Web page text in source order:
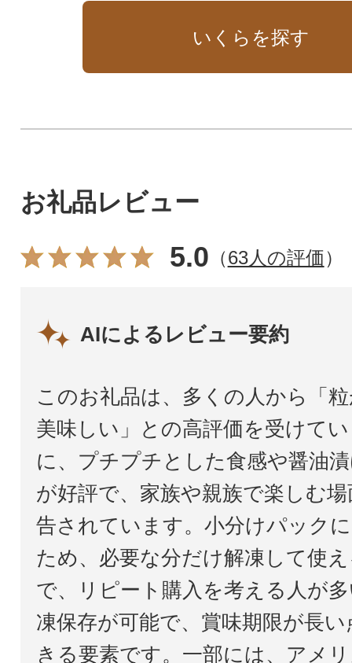
いくらを探す
お礼品レビュー
5.0 （63人の評価）
AIによるレビュー要約
このお礼品は、多くの人から「
美味しい」との高評価を受けて
に、プチプチとした食感や醤油
が好評で、家族や親族で楽しむ
告されています。小分けパック
ため、必要な分だけ解凍して使
で、リピート購入を考える人が
凍保存が可能で、賞味期限が長
きる要素です。一部には、アメ